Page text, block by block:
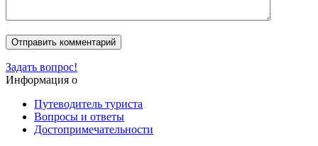
Задать вопрос!
Информация о
Путеводитель туриста
Вопросы и ответы
Достопримечательности